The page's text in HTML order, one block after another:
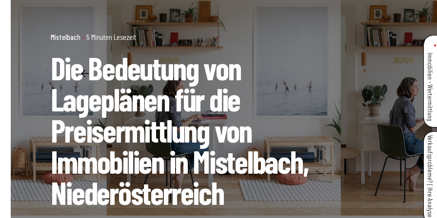
Mistelbach 5 Minuten Lesezeit
Die Bedeutung von
Lageplänen für die
Preisermittlung von
Immobilien in Mistelbach,
Niederösterreich
Immobilien - Wertermittlung
Verkaufsprobleme? { Ihre Analyse }